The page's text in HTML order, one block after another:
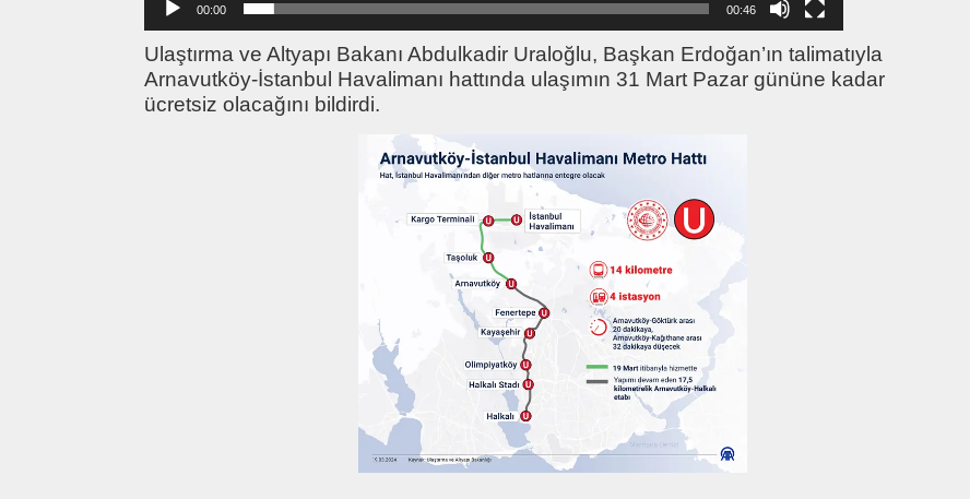
00:00 00:46
Ulaştırma ve Altyapı Bakanı Abdulkadir Uraloğlu, Başkan Erdoğan’ın talimatıyla
Arnavutköy-İstanbul Havalimanı hattında ulaşımın 31 Mart Pazar gününe kadar
ücretsiz olacağını bildirdi.